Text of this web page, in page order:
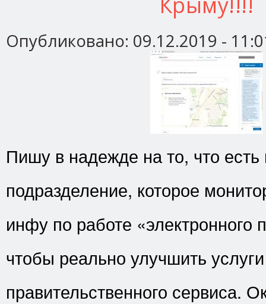
Опубликовано: 09.12.2019 -
Пишу в надежде на то, что есть
подразделение, которое
инфу по работе «электронного
чтобы реально улучшить
правительственного сервиса.